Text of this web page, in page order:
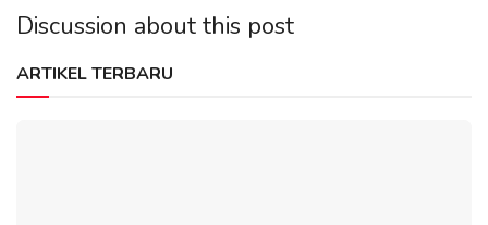
Discussion about this post
ARTIKEL TERBARU